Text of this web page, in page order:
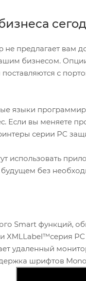
предлагает вам
бизнесом.
с
языки
Если вы меняете
серии PC
использовать
без
Smart функций,
удаленный
шрифтов